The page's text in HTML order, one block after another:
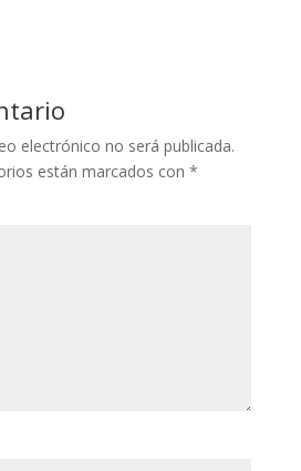
electrónico no será publicada.
están marcados con *